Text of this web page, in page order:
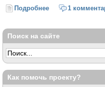
Подробнее о Честертон,
1
Поиск на сайте
Как помочь проекту?